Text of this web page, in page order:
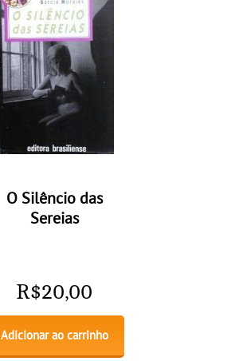
O Silêncio das
Sereias
R$20,00
Adicionar ao carrinho